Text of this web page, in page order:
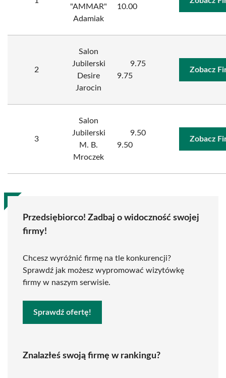
"AMMAR"
Adamiak
10.00
2
Salon
Jubilerski
Desire
Jarocin
9.75
9.75
Zobacz
3
Salon
Jubilerski
M. B.
Mroczek
9.50
9.50
Zobacz
Przedsiębiorco! Zadbaj o widoczność swojej
firmy!
Chcesz wyróżnić firmę na tle konkurencji?
Sprawdź jak możesz wypromować wizytówkę
firmy w naszym serwisie.
Sprawdź ofertę!
Znalazłeś swoją firmę w rankingu?